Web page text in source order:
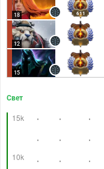
18 611
12
15
Свет